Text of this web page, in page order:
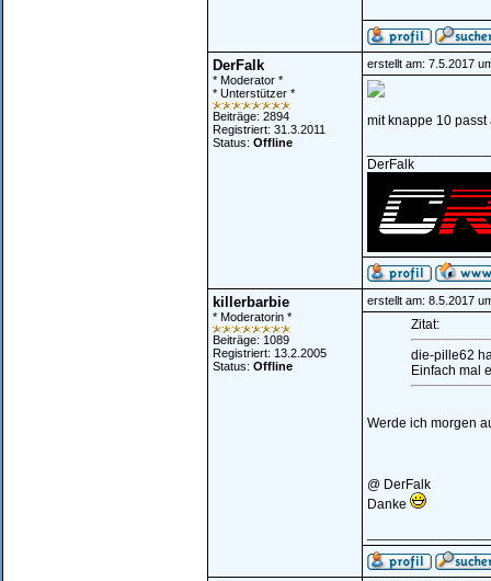
DerFalk
* Moderator *
* Unterstützer *
Beiträge: 2894
Registriert: 31.3.2011
Status: Offline
erstellt am: 7.5.2017
mit knappe 10 passt
DerFalk
killerbarbie
* Moderatorin *
Beiträge: 1089
Registriert: 13.2.2005
Status: Offline
erstellt am: 8.5.2017
Zitat:
die-pille62
Einfach mal
Werde ich morgen
@ DerFalk
Danke